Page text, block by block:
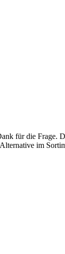
für die Frage.
im